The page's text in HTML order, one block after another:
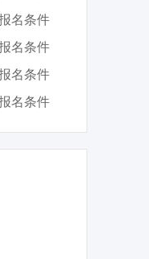
名条件
名条件
名条件
名条件